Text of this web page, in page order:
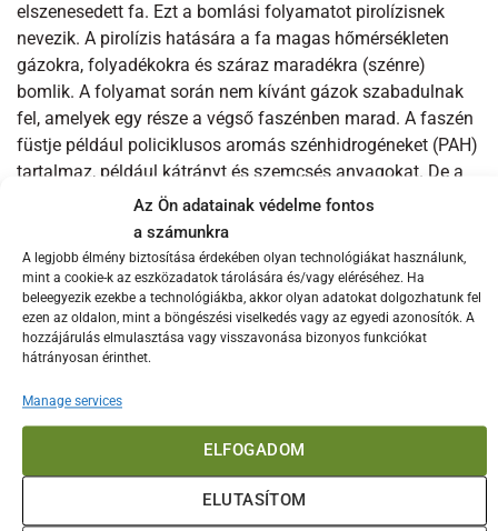
Az Ön adatainak védelme fontos
a számunkra
A legjobb élmény biztosítása érdekében olyan technológiákat használunk,
mint a cookie-k az eszközadatok tárolására és/vagy eléréséhez. Ha
beleegyezik ezekbe a technológiákba, akkor olyan adatokat dolgozhatunk fel
ezen az oldalon, mint a böngészési viselkedés vagy az egyedi azonosítók. A
hozzájárulás elmulasztása vagy visszavonása bizonyos funkciókat
hátrányosan érinthet.
Manage services
ELFOGADOM
ELUTASÍTOM
elszenesedett fa. Ezt a bomlási folyamatot pirolízisnek
nevezik. A pirolízis hatására a fa magas hőmérsékleten
gázokra, folyadékokra és száraz maradékra (szénre)
bomlik. A folyamat során nem kívánt gázok szabadulnak
fel, amelyek egy része a végső faszénben marad. A faszén
füstje például policiklusos aromás szénhidrogéneket (PAH)
tartalmaz, például kátrányt és szemcsés anyagokat. De a
Big Green Egg Tiszta Faszén speciális gyártási
folyamatának köszönhetően a nem kívánt anyagokat
kifinomult módon vonják ki anélkül, hogy a légkörbe
kerülnének. Az eredmény? Nagyon tiszta, füstmentes szén,
ami nem tartalmaz kátrányt és 62%-kal kevesebb nitrogént,
82%-kal kevesebb részecske-kibocsátást (PM10 és kisebb)
tartalmaz a legtöbb szénhez képest. Az eredményeket
Fraunhofer Intézet biomassza energiafelhasználásával
foglalkozó munkacsoportjának projektvezetője, aki